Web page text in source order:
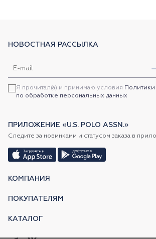
КОМПАНИЯ
ПОКУПАТЕЛЯМ
КАТАЛОГ
НОВОСТНАЯ РАССЫЛКА
Я прочитал(а) и принимаю условия Политики
по обработке персональных данных
ПРИЛОЖЕНИЕ «U.S. POLO ASSN.»
Следите за новинками и статусом заказа в